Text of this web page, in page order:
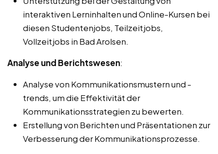
interaktiven Lerninhalten und Online-Kursen bei
diesen Studentenjobs, Teilzeitjobs,
Vollzeitjobs in Bad Arolsen.
Analyse und Berichtswesen:
Analyse von Kommunikationsmustern und -
trends, um die Effektivität der
Kommunikationsstrategien zu bewerten.
Erstellung von Berichten und Präsentationen zur
Verbesserung der Kommunikationsprozesse.